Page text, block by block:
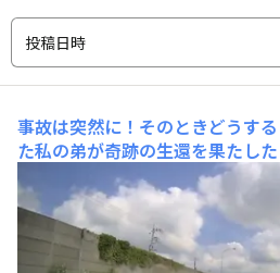
投稿日時
事故は突然に！そのときどうする
た私の弟が奇跡の生還を果たし
大事故の話に多くの方からいい
感謝申し上げます。 今回の話は
に次女を乗せて東北道下り線を
目の前で軽バンが横転する単独